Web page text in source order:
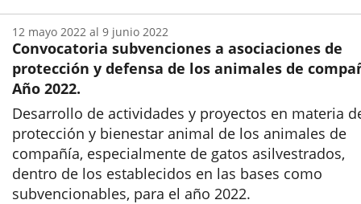
Inicio
Convocatoria subvenciones a asociaciones de
protección y defensa de los animales de
Año 2022.
Desarrollo de actividades y proyectos en materia
protección y bienestar animal de los animales de
compañía, especialmente de gatos asilvestrados,
dentro de los establecidos en las bases como
subvencionables, para el año 2022.
12 mayo 2022 al 9 junio 2022